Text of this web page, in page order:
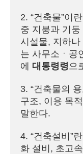
2. “건축물”이
중 지붕과 기
시설물, 지하
는 사무소ㆍ공
에 대통령령으
3. “건축물의
구조, 이용 목
말한다.
4. “건축설비”
화 설비, 초고